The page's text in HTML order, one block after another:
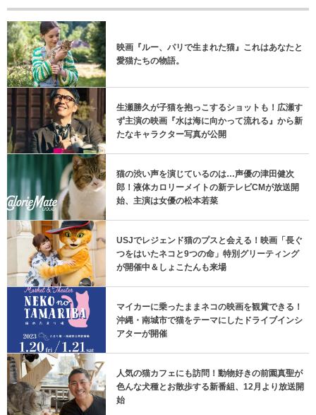
映画『ルー、パリで生まれた猫』これはあなたと
愛猫たちの物語。
生瀬勝久が子猫を抱っこするショットも！広瀬す
ず主演の映画『水は海に向かって流れる』から新
たなキャラクター写真が公開
猫の渋い声を演じているのは…声優の津田健次
郎！液体カロリーメイトの新テレビCMが放送開
始、主演は女優の松本若菜
USJでレジェンド猫のプスと会える！映画「長ぐ
つをはいたネコと9つの命」特別グリーティング
が開催中＆しょこたんも来場
マイカーに乗ったままネコの映画を観賞できる！
沖縄・南城市で猫をテーマにしたドライブインシ
アターが開催
人気の猫カフェにも訪問！動物好きの前園真聖が
色んな犬種とお散歩する新番組、12月より放送開
始